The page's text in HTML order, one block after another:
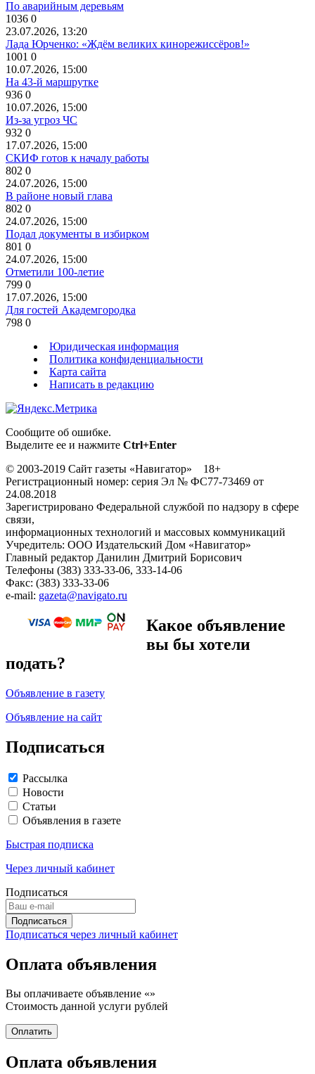
По аварийным деревьям
1036 0
23.07.2026, 13:20
Лада Юрченко: «Ждём великих кинорежиссёров!»
1001 0
10.07.2026, 15:00
На 43-й маршрутке
936 0
10.07.2026, 15:00
Из-за угроз ЧС
932 0
17.07.2026, 15:00
СКИФ готов к началу работы
802 0
24.07.2026, 15:00
В районе новый глава
802 0
24.07.2026, 15:00
Подал документы в избирком
801 0
24.07.2026, 15:00
Отметили 100-летие
799 0
17.07.2026, 15:00
Для гостей Академгородка
798 0
Юридическая информация
Политика конфиденциальности
Карта сайта
Написать в редакцию
Сообщите об ошибке.
Выделите ее и нажмите Ctrl+Enter
© 2003-2019 Сайт газеты «Навигатор» 18+
Регистрационный номер: серия Эл № ФС77-73469 от
24.08.2018
Зарегистрировано Федеральной службой по надзору в сфере
связи,
информационных технологий и массовых коммуникаций
Учредитель: ООО Издательский Дом «Навигатор»
Главный редактор Данилин Дмитрий Борисович
Телефоны (383) 333-33-06, 333-14-06
Факс: (383) 333-33-06
e-mail: gazeta@navigato.ru
Какое объявление
вы бы хотели
подать?
Объявление в газету
Объявление на сайт
Подписаться
Рассылка
Новости
Статьи
Объявления в газете
Быстрая подписка
Через личный кабинет
Подписаться
Подписаться через личный кабинет
Оплата объявления
Вы оплачиваете объявление «»
Стоимость данной услуги рублей
Оплата объявления